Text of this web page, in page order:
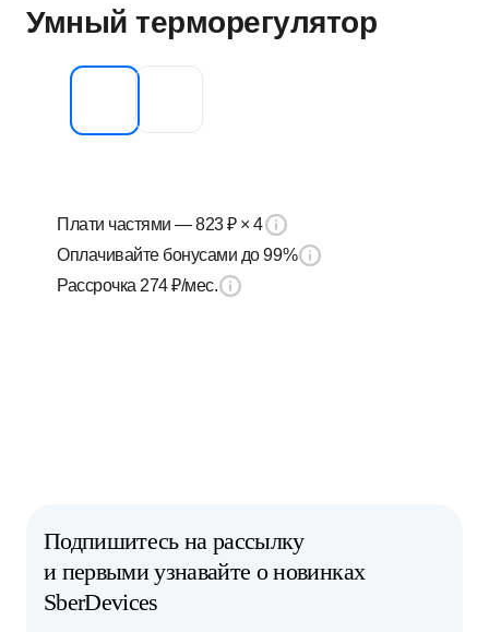
Умный терморегулятор
Плати частями —823 ₽× 4
Оплачивайте бонусами до 99%
Рассрочка274 ₽/мес.
Подпишитесь на рассылку
и первыми узнавайте о новинках
SberDevices